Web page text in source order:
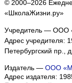
© 2000–2026
«ШколаЖизни.ру»
Учредитель — ООО
Адрес учредителя:
Петербургский пр.,
Издатель — ООО
Адрес издателя: